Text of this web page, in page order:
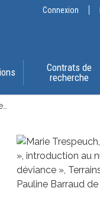
Connexion
Contrats de
recherche